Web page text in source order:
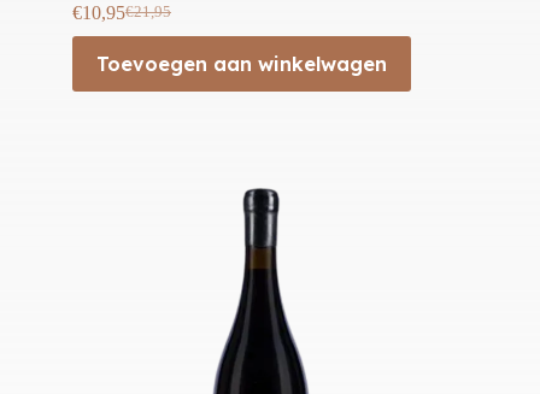
€21,95
Oorspronkelijke
prijs
was:
€10,95Huidige
prijs
is:
Toevoegen aan winkelwagen